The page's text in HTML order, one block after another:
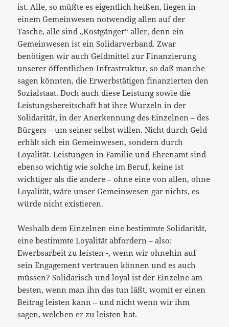
ist. Alle, so müßte es eigentlich heißen, liegen in
einem Gemeinwesen notwendig allen auf der
Tasche, alle sind „Kostgänger“ aller, denn ein
Gemeinwesen ist ein Solidarverband. Zwar
benötigen wir auch Geldmittel zur Finanzierung
unserer öffentlichen Infrastruktur, so daß manche
sagen könnten, die Erwerbstätigen finanzierten den
Sozialstaat. Doch auch diese Leistung sowie die
Leistungsbereitschaft hat ihre Wurzeln in der
Solidarität, in der Anerkennung des Einzelnen – des
Bürgers – um seiner selbst willen. Nicht durch Geld
erhält sich ein Gemeinwesen, sondern durch
Loyalität. Leistungen in Familie und Ehrenamt sind
ebenso wichtig wie solche im Beruf, keine ist
wichtiger als die andere – ohne eine von allen, ohne
Loyalität, wäre unser Gemeinwesen gar nichts, es
würde nicht existieren.
Weshalb dem Einzelnen eine bestimmte Solidarität,
eine bestimmte Loyalität abfordern – also:
Ewerbsarbeit zu leisten -, wenn wir ohnehin auf
sein Engagement vertrauen können und es auch
müssen? Solidarisch und loyal ist der Einzelne am
besten, wenn man ihn das tun läßt, womit er einen
Beitrag leisten kann – und nicht wenn wir ihm
sagen, welchen er zu leisten hat.